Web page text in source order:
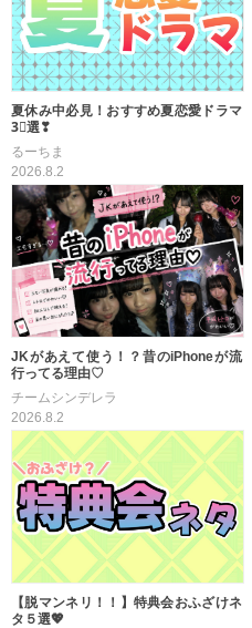
夏休み中必見！おすすめ夏恋愛ドラマ
3⃣選❣
るーちま
2026.8.2
JKがあえて使う！？昔のiPhoneが流
行ってる理由♡
チームシンデレラ
2026.8.2
【脱マンネリ！！】特典会おふざけネ
タ５選💖